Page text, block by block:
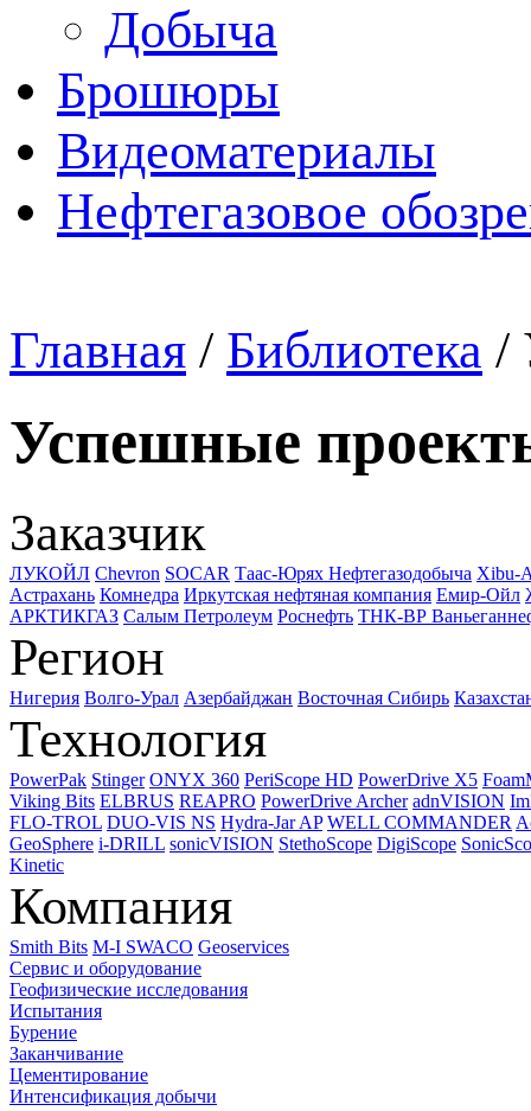
Добыча
Брошюры
Видеоматериалы
Нефтегазовое
Главная / Библиотека /
Успешные
Заказчик
ЛУКОЙЛ Chevron SOCAR Таас-Юрях Нефтегазодобыча Xibu-
Астрахань Комнедра Иркутская нефтяная компания Емир-Ойл
АРКТИКГАЗ Салым Петролеум Роснефть ТНК-ВР
Регион
Нигерия Волго-Урал Азербайджан Восточная Сибирь
Технология
PowerPak Stinger ONYX 360 PeriScope HD PowerDrive X5
Viking Bits ELBRUS REAPRO PowerDrive Archer adnVISION
FLO-TROL DUO-VIS NS Hydra-Jar AP WELL COMMANDER
GeoSphere i-DRILL sonicVISION StethoScope DigiScope
Kinetic
Компания
Smith Bits M-I SWACO Geoservices
Сервис и оборудование
Геофизические исследования
Испытания
Бурение
Заканчивание
Цементирование
Интенсификация добычи